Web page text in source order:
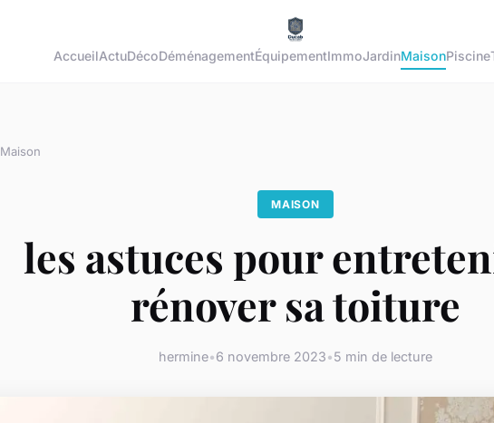
AccueilActuDécoDéménagementÉquipementImmoJardinMaisonPiscine
Maison
MAISON
les astuces pour
rénover sa toiture
hermine•6 novembre 2023•5 min de lecture